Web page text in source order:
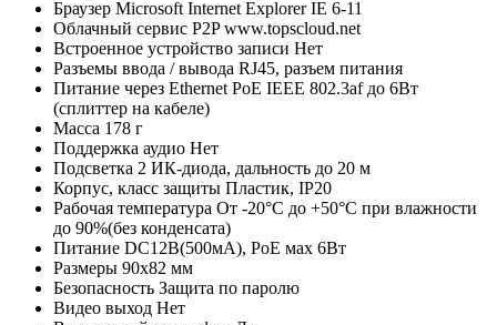
Браузер Microsoft Internet Explorer IE 6-11
Облачный сервис P2P www.topscloud.net
Встроенное устройство записи Нет
Разъемы ввода / вывода RJ45, разъем питания
Питание через Ethernet PoE IEEE 802.3af до 6Вт
(сплиттер на кабеле)
Масса 178 г
Поддержка аудио Нет
Подсветка 2 ИК-диода, дальность до 20 м
Корпус, класс защиты Пластик, IP20
Рабочая температура От -20°С до +50°С при влажности
до 90%(без конденсата)
Питание DC12В(500мА), PoE мах 6Вт
Размеры 90х82 мм
Безопасность Защита по паролю
Видео выход Нет